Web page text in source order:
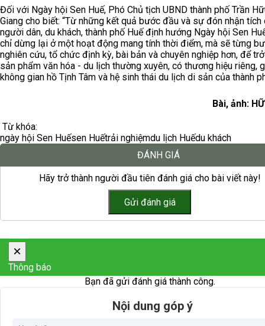
Đối với Ngày hội Sen Huế, Phó Chủ tịch UBND thành phố Trần
Giang cho biết: “Từ những kết quả bước đầu và sự đón nhận tích
người dân, du khách, thành phố Huế định hướng Ngày hội Sen
chỉ dừng lại ở một hoạt động mang tính thời điểm, mà sẽ từng
nghiên cứu, tổ chức định kỳ, bài bản và chuyên nghiệp hơn, để
sản phẩm văn hóa - du lịch thường xuyên, có thương hiệu riêng,
không gian hồ Tịnh Tâm và hệ sinh thái du lịch di sản của thành
Bài, ảnh:
Từ khóa:
ngày hội Sen Huếsen Huếtrải nghiệmdu lịch Huếdu khách
ĐÁNH GIÁ
Hãy trở thành người đầu tiên đánh giá cho bài viết này!
×
Thông báo
Bạn đã gửi đánh giá thành công.
Nội dung góp ý